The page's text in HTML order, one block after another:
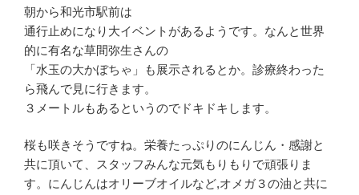
朝から和光市駅前は
通行止めになり大イベントがあるようです。なんと世界
的に有名な草間弥生さんの
「水玉の大かぼちゃ」も展示されるとか。診療終わった
ら飛んで見に行きます。
３メートルもあるというのでドキドキします。
桜も咲きそうですね。栄養たっぷりのにんじん・感謝と
共に頂いて、スタッフみんな元気もりもりで頑張りま
す。にんじんはオリーブオイルなど,オメガ３の油と共に